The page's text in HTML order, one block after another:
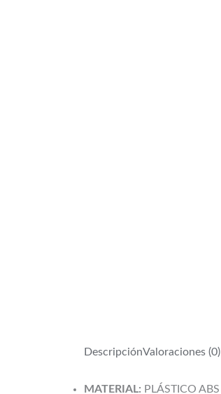
DescripciónValoraciones (0)
MATERIAL: PLÁSTICO ABS